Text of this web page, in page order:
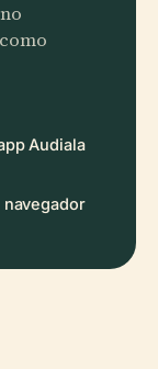
Audiala
navegador